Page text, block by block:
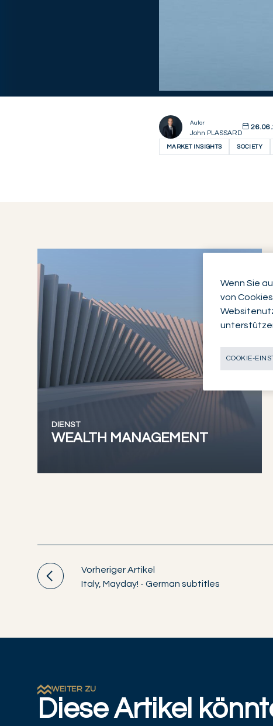
Autor
John PLASSARD
MARKET INSIGHTS SOCIETY
DIENST
WEALTH MANAGEMENT
Vorheriger Artikel
Italy, Mayday! - German subtitles
WEITER ZU
Diese Artikel
Wenn Sie
von
COOKIE-